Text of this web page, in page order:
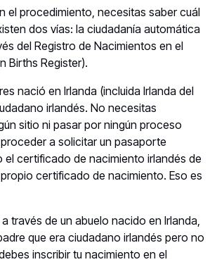
el procedimiento, necesitas saber cuál
dos vías: la ciudadanía automática
del Registro de Nacimientos en el
Births Register).
nació en Irlanda (incluida Irlanda del
irlandés. No necesitas
sitio ni pasar por ningún proceso
a solicitar un pasaporte
el certificado de nacimiento irlandés de
certificado de nacimiento. Eso es
través de un abuelo nacido en Irlanda,
que era ciudadano irlandés pero no
inscribir tu nacimiento en el